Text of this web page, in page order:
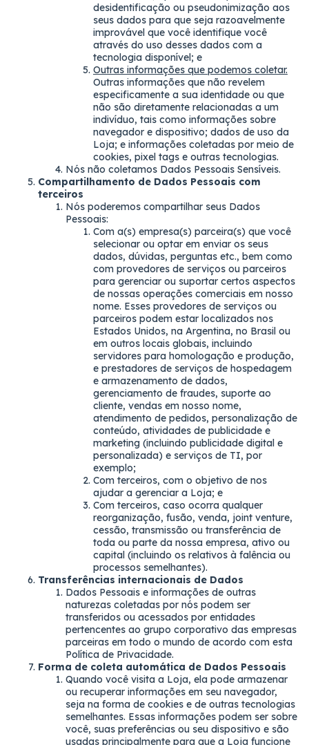
desidentificação ou pseudonimização aos
seus dados para que seja razoavelmente
improvável que você identifique você
através do uso desses dados com a
tecnologia disponível; e
Outras informações que podemos coletar.
Outras informações que não revelem
especificamente a sua identidade ou que
não são diretamente relacionadas a um
indivíduo, tais como informações sobre
navegador e dispositivo; dados de uso da
Loja; e informações coletadas por meio de
cookies, pixel tags e outras tecnologias.
Nós não coletamos Dados Pessoais Sensíveis.
Compartilhamento de Dados Pessoais com
terceiros
Nós poderemos compartilhar seus Dados
Pessoais:
Com a(s) empresa(s) parceira(s) que você
selecionar ou optar em enviar os seus
dados, dúvidas, perguntas etc., bem como
com provedores de serviços ou parceiros
para gerenciar ou suportar certos aspectos
de nossas operações comerciais em nosso
nome. Esses provedores de serviços ou
parceiros podem estar localizados nos
Estados Unidos, na Argentina, no Brasil ou
em outros locais globais, incluindo
servidores para homologação e produção,
e prestadores de serviços de hospedagem
e armazenamento de dados,
gerenciamento de fraudes, suporte ao
cliente, vendas em nosso nome,
atendimento de pedidos, personalização de
conteúdo, atividades de publicidade e
marketing (incluindo publicidade digital e
personalizada) e serviços de TI, por
exemplo;
Com terceiros, com o objetivo de nos
ajudar a gerenciar a Loja; e
Com terceiros, caso ocorra qualquer
reorganização, fusão, venda, joint venture,
cessão, transmissão ou transferência de
toda ou parte da nossa empresa, ativo ou
capital (incluindo os relativos à falência ou
processos semelhantes).
Transferências internacionais de Dados
Dados Pessoais e informações de outras
naturezas coletadas por nós podem ser
transferidos ou acessados por entidades
pertencentes ao grupo corporativo das empresas
parceiras em todo o mundo de acordo com esta
Política de Privacidade.
Forma de coleta automática de Dados Pessoais
Quando você visita a Loja, ela pode armazenar
ou recuperar informações em seu navegador,
seja na forma de cookies e de outras tecnologias
semelhantes. Essas informações podem ser sobre
você, suas preferências ou seu dispositivo e são
usadas principalmente para que a Loja funcione